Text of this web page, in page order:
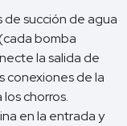
succión de agua
bomba
la salida de
conexiones de la
chorros.
en la entrada y